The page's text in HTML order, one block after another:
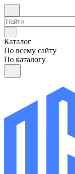
Каталог
По всему сайту
По каталогу